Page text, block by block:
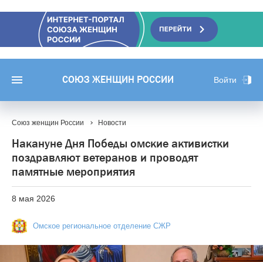
СОЮЗ ЖЕНЩИН РОССИИ Войти
Союз женщин России Новости
Накануне Дня Победы омские активистки
поздравляют ветеранов и проводят
памятные мероприятия
8 мая 2026
Омское региональное отделение СЖР